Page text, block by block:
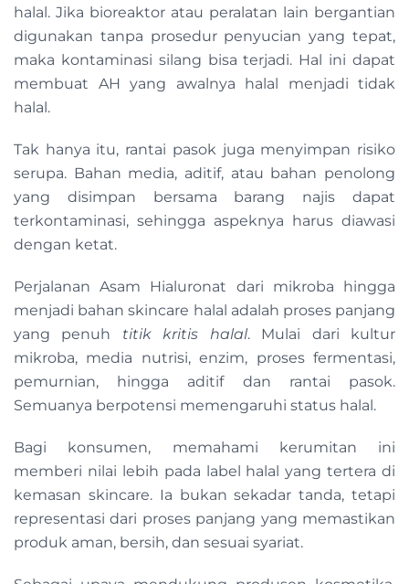
halal. Jika bioreaktor atau peralatan lain bergantian
digunakan tanpa prosedur penyucian yang tepat,
maka kontaminasi silang bisa terjadi. Hal ini dapat
membuat AH yang awalnya halal menjadi tidak
halal.
Tak hanya itu, rantai pasok juga menyimpan risiko
serupa. Bahan media, aditif, atau bahan penolong
yang disimpan bersama barang najis dapat
terkontaminasi, sehingga aspeknya harus diawasi
dengan ketat.
Perjalanan Asam Hialuronat dari mikroba hingga
menjadi bahan skincare halal adalah proses panjang
yang penuh titik kritis halal. Mulai dari kultur
mikroba, media nutrisi, enzim, proses fermentasi,
pemurnian, hingga aditif dan rantai pasok.
Semuanya berpotensi memengaruhi status halal.
Bagi konsumen, memahami kerumitan ini
memberi nilai lebih pada label halal yang tertera di
kemasan skincare. Ia bukan sekadar tanda, tetapi
representasi dari proses panjang yang memastikan
produk aman, bersih, dan sesuai syariat.